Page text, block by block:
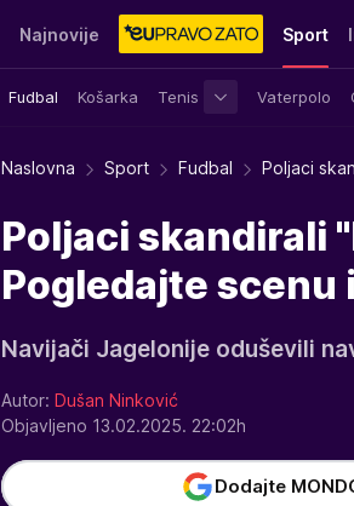
Najnovije Sport
Fudbal Košarka Tenis Vaterpolo
Stvar ukusa Yumama
Naslovna Sport Fudbal Poljaci
Poljaci skandirali
Pogledajte scenu
Navijači Jagelonije oduševili
Autor: Dušan Ninković
Objavljeno 13.02.2025. 22:02h
Dodajte